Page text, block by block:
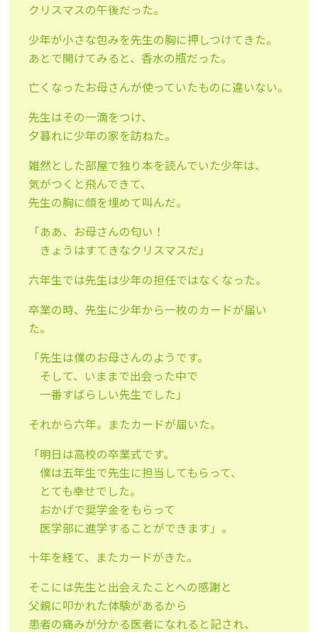
クリスマスの午後だった。
少年が小さな包みを先生の胸に押しつけてきた。
あとで開けてみると、香水の瓶だった。
亡くなったお母さんが使っていたものに違いない。
先生はその一滴をつけ、
夕暮れに少年の家を訪ねた。
雑然とした部屋で独り本を読んでいた少年は、
気がつくと飛んできて、
先生の胸に顔を埋めて叫んだ。
「ああ、お母さんの匂い！
きょうはすてきなクリスマスだ」
六年生では先生は少年の担任ではなくなった。
卒業の時、先生に少年から一枚のカードが届い
た。
「先生は僕のお母さんのようです。
そして、いままで出会った中で
一番すばらしい先生でした」
それから六年。またカードが届いた。
「明日は高校の卒業式です。
僕は五年生で先生に担当してもらって、
とても幸せでした。
おかげで奨学金をもらって
医学部に進学することができます」。
十年を経て、またカードがきた。
そこには先生と出会えたことへの感謝と
父親に叩かれた体験があるから
患者の痛みが分かる医者になれると記され、